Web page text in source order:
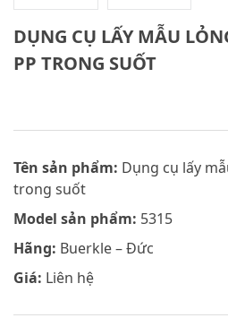
DỤNG CỤ LẤY MẪU
PP TRONG SUỐT
Tên sản phẩm: Dụng cụ lấy
trong suốt
Model sản phẩm: 5315
Hãng: Buerkle – Đức
Giá: Liên hệ